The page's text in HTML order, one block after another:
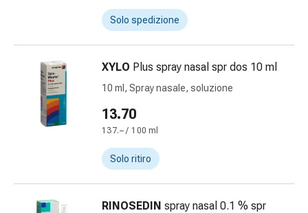
tubolari
Materiali
Ustioni
scottature
cambio
della
medicazione
Solo spedizione
XYLO Plus spray nasal spr dos 10 ml
10 ml, Spray nasale, soluzione
13.70
137.– / 100 ml
Solo ritiro
RINOSEDIN spray nasal 0.1 % spr